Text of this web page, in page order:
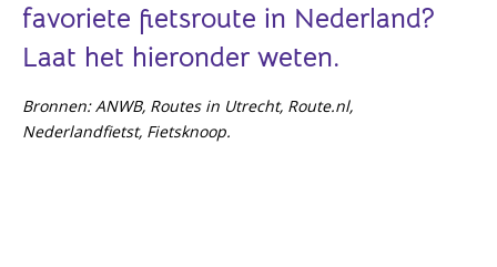
favoriete fietsroute in Nederland?
Laat het hieronder weten.
Bronnen: ANWB, Routes in Utrecht, Route.nl,
Nederlandfietst, Fietsknoop.